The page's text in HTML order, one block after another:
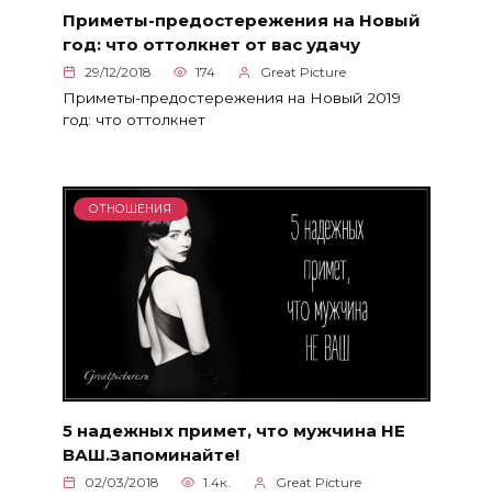
Приметы-предостережения на Новый
год: что оттолкнет от вас удачу
29/12/2018 174 Great Picture
Приметы-предостережения на Новый 2019
год: что оттолкнет
ОТНОШЕНИЯ
5 надежных примет, что мужчина НЕ
ВАШ.Запоминайте!
02/03/2018 1.4к. Great Picture